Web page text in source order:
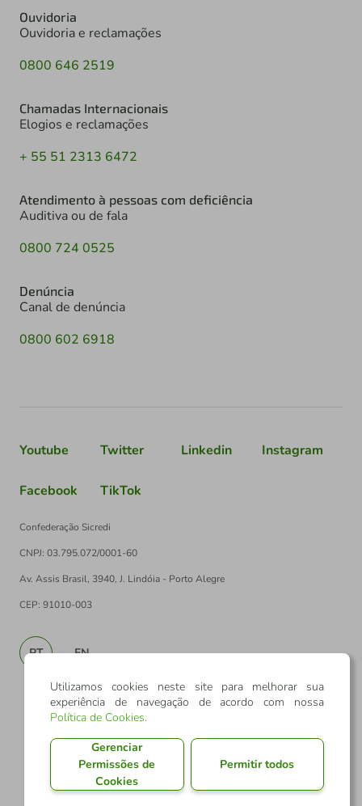
Ouvidoria
Ouvidoria e reclamações
0800 646 2519
Chamadas Internacionais
Elogios e reclamações
+ 55 51 2313 6472
Atendimento à pessoas com deficiência
Auditiva ou de fala
0800 724 0525
Denúncia
Canal de denúncia
0800 602 6918
Youtube Twitter Linkedin Instagram
Facebook TikTok
Confederação Sicredi
CNPJ: 03.795.072/0001-60
Av. Assis Brasil, 3940, J. Lindóia - Porto Alegre
CEP: 91010-003
PT EN
Utilizamos cookies neste site para melhorar sua
experiência de navegação de acordo com nossa
Política de Cookies.
Gerenciar
Permissões de
Cookies
Permitir todos